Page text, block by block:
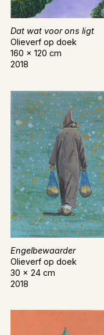
Dat wat voor ons ligt
Olieverf op doek
160 x 120 cm
2018
Engelbewaarder
Olieverf op doek
30 x 24 cm
2018